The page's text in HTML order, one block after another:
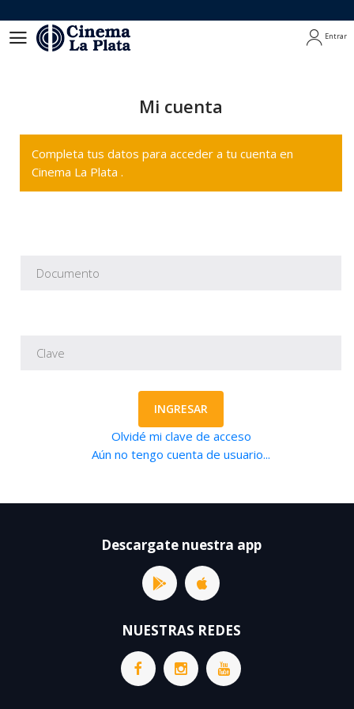
Entrar
Mi cuenta
Completa tus datos para acceder a tu cuenta en
Cinema La Plata .
INGRESAR
Olvidé mi clave de acceso
Aún no tengo cuenta de usuario...
Descargate nuestra app
NUESTRAS REDES